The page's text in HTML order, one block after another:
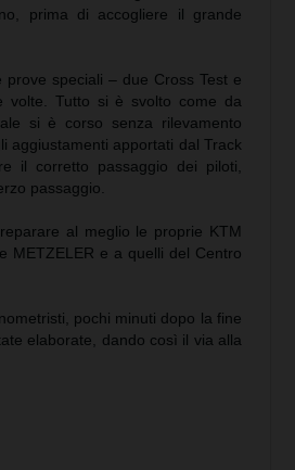
prima di accogliere il grande
speciali – due Cross Test e
volte. Tutto si è svolto come da
si è corso senza rilevamento
aggiustamenti apportati dal Track
il corretto passaggio dei piloti,
passaggio.
al meglio le proprie KTM
METZELER e a quelli del Centro
pochi minuti dopo la fine
elaborate, dando così il via alla